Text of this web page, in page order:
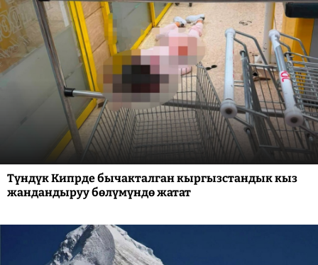
Түндүк Кипрде бычакталган кыргызстандык кыз
жандандыруу бөлүмүндө жатат